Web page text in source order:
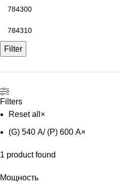
Filter
Filters
Reset all ×
(G) 540 А/ (P) 600 А×
1 product found
Мощность